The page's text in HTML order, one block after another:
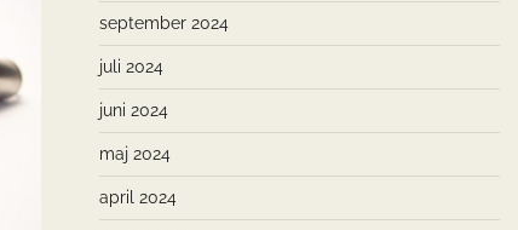
september 2024
juli 2024
juni 2024
maj 2024
april 2024